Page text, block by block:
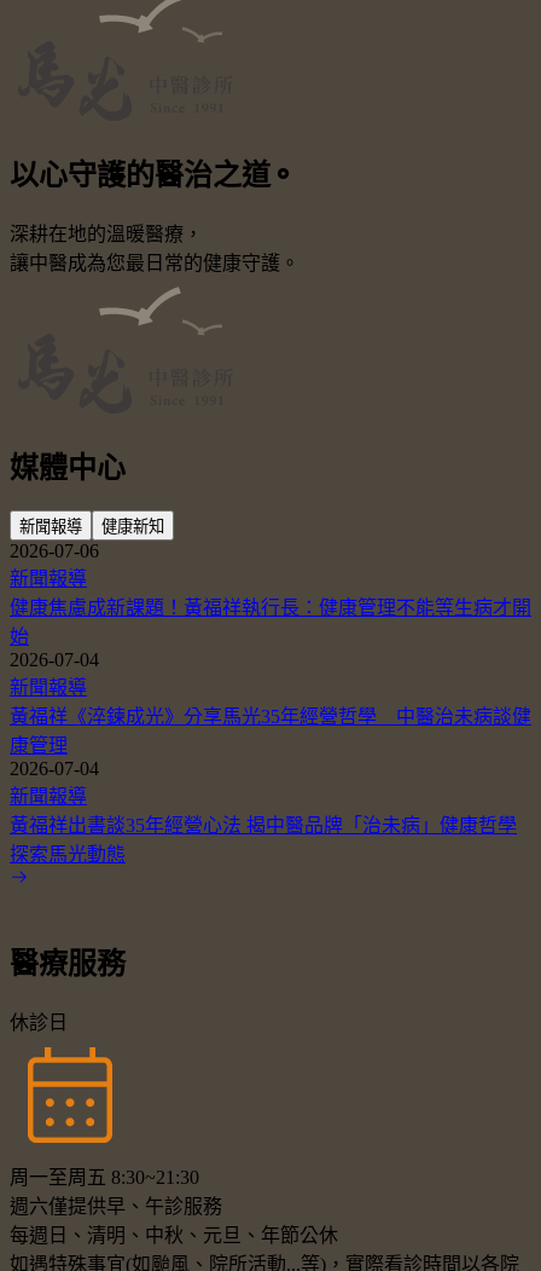
以心守護的醫治之道 ⚬
深耕在地的溫暖醫療，
讓中醫成為您最日常的健康守護。
媒體中心
新聞報導 健康新知
2026-07-06
新聞報導
健康焦慮成新課題！黃福祥執行長：健康管理不能等生病才開
始
2026-07-04
新聞報導
黃福祥《淬鍊成光》分享馬光35年經營哲學 中醫治未病談健
康管理
2026-07-04
新聞報導
黃福祥出書談35年經營心法 揭中醫品牌「治未病」健康哲學
探索馬光動態
醫療服務
休診日
周一至周五 8:30~21:30
週六僅提供早、午診服務
每週日、清明、中秋、元旦、年節公休
如遇特殊事宜(如颱風、院所活動...等)，實際看診時間以各院